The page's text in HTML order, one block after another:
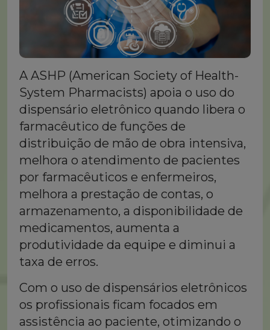
A ASHP (American Society of Health-
System Pharmacists) apoia o uso do
dispensário eletrônico quando libera o
farmacêutico de funções de
distribuição de mão de obra intensiva,
melhora o atendimento de pacientes
por farmacêuticos e enfermeiros,
melhora a prestação de contas, o
armazenamento, a disponibilidade de
medicamentos, aumenta a
produtividade da equipe e diminui a
taxa de erros.
Com o uso de dispensários eletrônicos
os profissionais ficam focados em
assistência ao paciente, otimizando o